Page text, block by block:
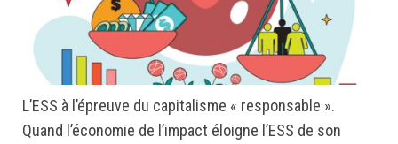
L’ESS à l’épreuve du capitalisme « responsable ».
Quand l’économie de l’impact éloigne l’ESS de son